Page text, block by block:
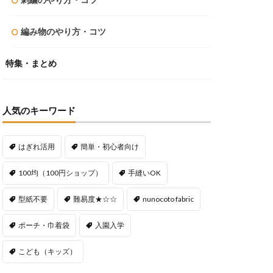
編み物のやり方・コツ
特集・まとめ
人気のキーワード
はぎれ活用 簡単・初心者向け
100均（100円ショップ） 手縫いOK
型紙不要 難易度★☆☆ nunocoto fabric
ポーチ・巾着袋 入園入学
こども（キッズ）